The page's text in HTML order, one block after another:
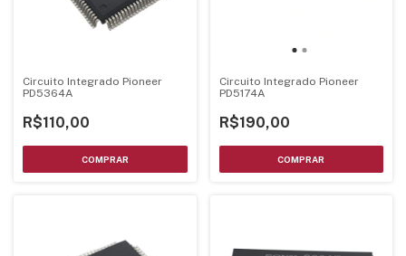
Circuito Integrado Pioneer
PD5364A
R$110,00
Circuito Integrado Pioneer
PD5174A
R$190,00